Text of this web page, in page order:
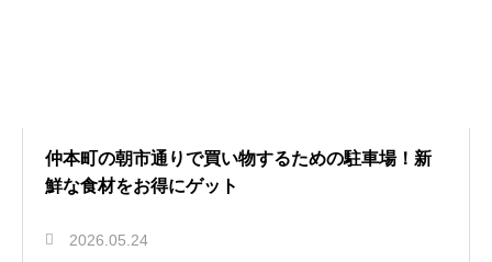
仲本町の朝市通りで買い物するための駐車場！新
鮮な食材をお得にゲット
2026.05.24